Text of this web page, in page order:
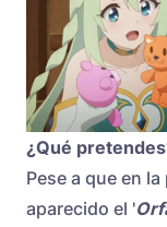
¿Qué
Pese a que en
aparecido el '